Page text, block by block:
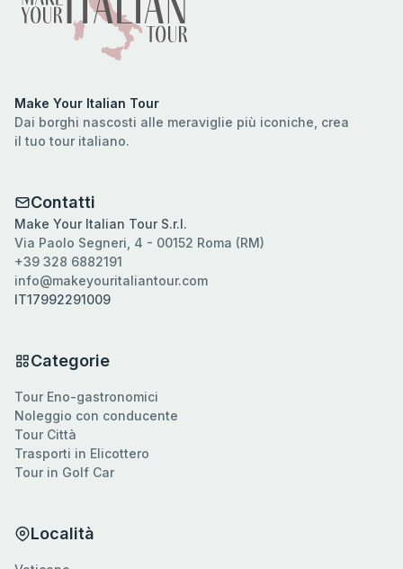
Make Your Italian Tour
Dai borghi nascosti alle meraviglie più iconiche, crea
il tuo tour italiano.
Contatti
Make Your Italian Tour S.r.l.
Via Paolo Segneri, 4 - 00152 Roma (RM)
+39 328 6882191
info@makeyouritaliantour.com
IT17992291009
Categorie
Tour Eno-gastronomici
Noleggio con conducente
Tour Città
Trasporti in Elicottero
Tour in Golf Car
Località